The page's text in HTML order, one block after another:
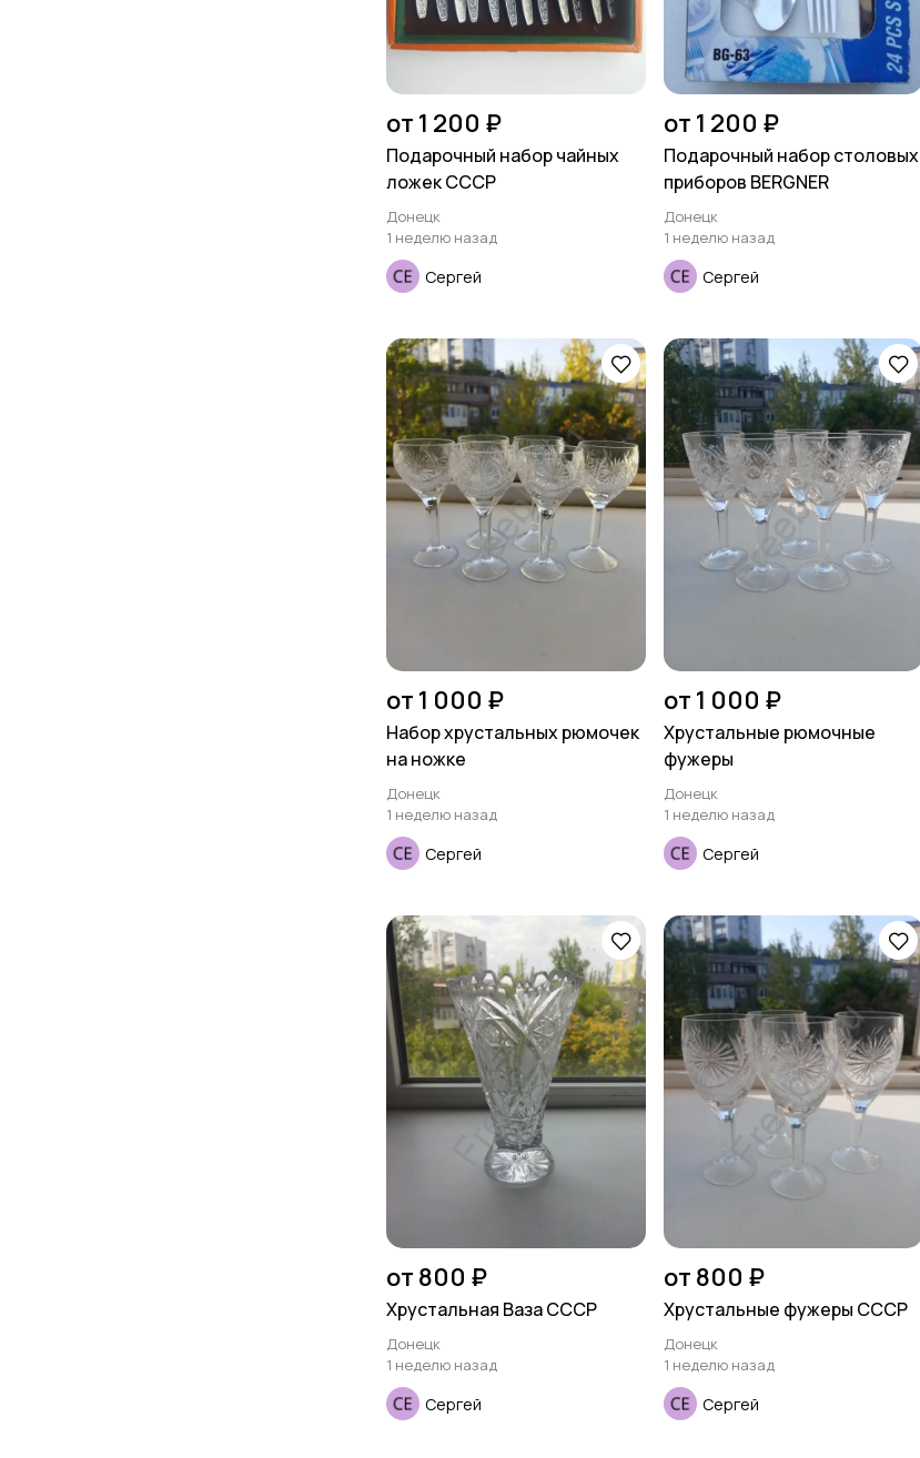
от 1 200 ₽
Подарочный набор чайных
ложек СССР
Донецк
1 неделю назад
Сергей
от 1 200 ₽
Подарочный набор столовых
приборов BERGNER
Донецк
1 неделю назад
Сергей
от 1 000 ₽
Набор хрустальных рюмочек
на ножке
Донецк
1 неделю назад
Сергей
от 1 000 ₽
Хрустальные рюмочные
фужеры
Донецк
1 неделю назад
Сергей
от 800 ₽
Хрустальная Ваза СССР
Донецк
1 неделю назад
Сергей
от 800 ₽
Хрустальные фужеры СССР
Донецк
1 неделю назад
Сергей